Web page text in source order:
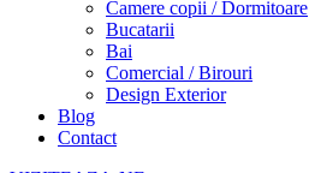
Camere copii / Dormitoare
Bucatarii
Bai
Comercial / Birouri
Design Exterior
Blog
Contact